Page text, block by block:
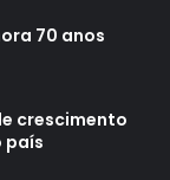
70 anos
crescimento
país